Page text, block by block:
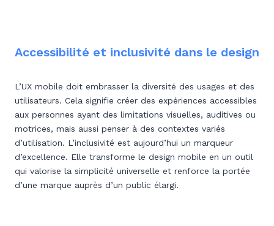
Accessibilité et inclusivité dans le design
L’UX mobile doit embrasser la diversité des usages et des
utilisateurs. Cela signifie créer des expériences accessibles
aux personnes ayant des limitations visuelles, auditives ou
motrices, mais aussi penser à des contextes variés
d’utilisation. L’inclusivité est aujourd’hui un marqueur
d’excellence. Elle transforme le design mobile en un outil
qui valorise la simplicité universelle et renforce la portée
d’une marque auprès d’un public élargi.